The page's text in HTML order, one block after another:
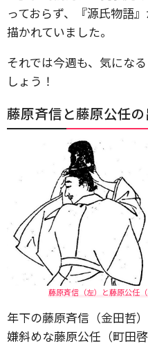
っておらず、『源氏物語
描かれていました。
それでは今週も、気にな
しょう！
藤原斉信と藤原公任
藤原斉信（左）と藤原公任
年下の藤原斉信（金田哲
嫌斜めな藤原公任（町田啓